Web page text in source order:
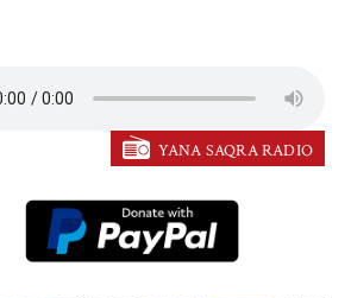
YANA SAQRA RADIO